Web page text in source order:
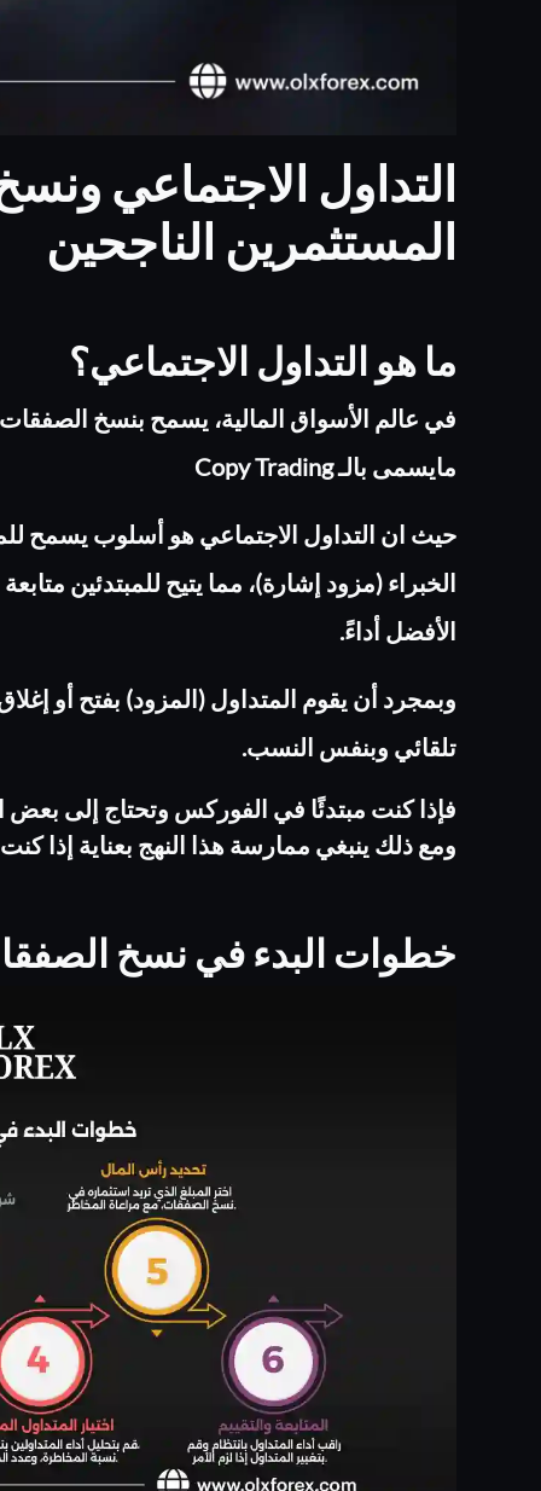
التداول الاجتماعي
المستثمرين الناجحين
ما هو التداول الاجتماعي؟
في عالم الأسواق المالية، يسمح بنسخ
مايسمى بالـ ‏Copy Trading
حيث ان التداول الاجتماعي هو أسلوب يسمح
الخبراء (مزود إشارة)، مما يتيح للمبتدئين
الأفضل أداءً.‏
وبمجرد أن يقوم المتداول (المزود) بفتح أو
تلقائي وبنفس النسب.‏
فإذا كنت مبتدئًا في الفوركس وتحتاج إلى بعض
ومع ذلك ينبغي ممارسة هذا النهج بعناية إذا
خطوات البدء في نسخ